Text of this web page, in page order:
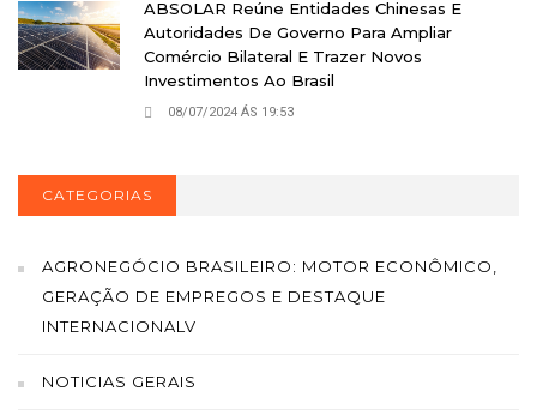
ABSOLAR Reúne Entidades Chinesas E
Autoridades De Governo Para Ampliar
Comércio Bilateral E Trazer Novos
Investimentos Ao Brasil
08/07/2024 ÁS 19:53
CATEGORIAS
AGRONEGÓCIO BRASILEIRO: MOTOR ECONÔMICO,
GERAÇÃO DE EMPREGOS E DESTAQUE
INTERNACIONALV
NOTICIAS GERAIS